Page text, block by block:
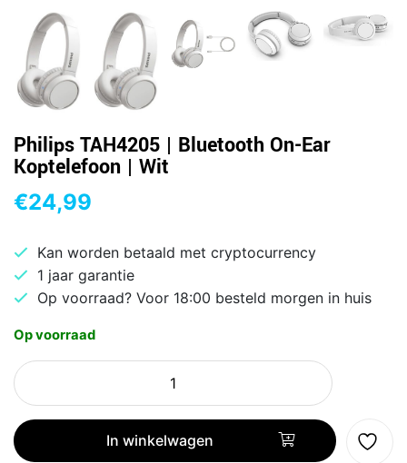
Philips TAH4205 | Bluetooth On-Ear
Koptelefoon | Wit
€24,99
Kan worden betaald met cryptocurrency
1 jaar garantie
Op voorraad? Voor 18:00 besteld morgen in huis
Op voorraad
Philips
TAH4205
Bluetooth
On-
In winkelwagen